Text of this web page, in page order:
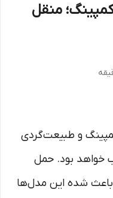
منقل
و طبیعت‌گردی
خواهد بود. حمل
باعث شده این مدل‌ها